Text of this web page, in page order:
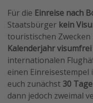
Für die Einreise nach
Staatsbürger kein
touristischen
Kalenderjahr visumfrei
internationalen
einen
euch zunächst 30 Tage
dann jedoch zweimal